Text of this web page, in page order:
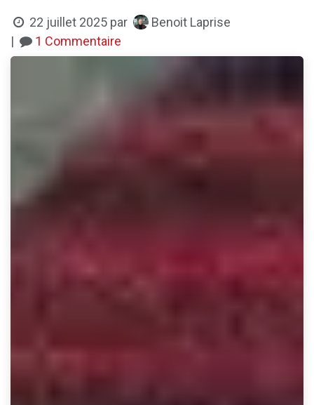
22 juillet 2025 par
Benoit Laprise
|
1 Commentaire